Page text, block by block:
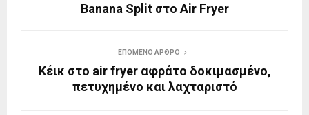
Banana Split στο Air Fryer
ΕΠΌΜΕΝΟ ΆΡΘΡΟ
Κέικ στο air fryer αφράτο δοκιμασμένο,
πετυχημένο και λαχταριστό